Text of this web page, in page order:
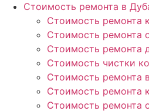
Стоимость ремонта в
Стоимость ремонта
Стоимость ремонта
Стоимость ремонта
Стоимость чистки
Стоимость ремонта
Стоимость ремонта
Стоимость ремонта